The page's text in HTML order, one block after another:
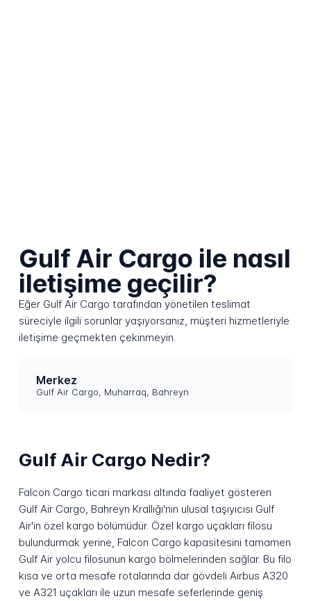
Gulf Air Cargo ile nasıl
iletişime geçilir?
Eğer Gulf Air Cargo tarafından yönetilen teslimat
süreciyle ilgili sorunlar yaşıyorsanız, müşteri hizmetleriyle
iletişime geçmekten çekinmeyin.
Merkez
Gulf Air Cargo, Muharraq, Bahreyn
Gulf Air Cargo Nedir?
Falcon Cargo ticari markası altında faaliyet gösteren
Gulf Air Cargo, Bahreyn Krallığı'nın ulusal taşıyıcısı Gulf
Air'in özel kargo bölümüdür. Özel kargo uçakları filosu
bulundurmak yerine, Falcon Cargo kapasitesini tamamen
Gulf Air yolcu filosunun kargo bölmelerinden sağlar. Bu filo
kısa ve orta mesafe rotalarında dar gövdeli Airbus A320
ve A321 uçakları ile uzun mesafe seferlerinde geniş